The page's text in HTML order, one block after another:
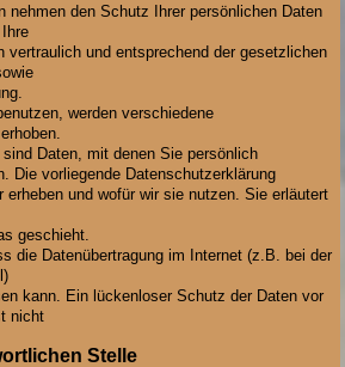
nehmen den Schutz Ihrer persönlichen Daten
vertraulich und entsprechend der gesetzlichen
werden verschiedene
Daten, mit denen Sie persönlich
Die vorliegende Datenschutzerklärung
erheben und wofür wir sie nutzen. Sie erläutert
geschieht.
die Datenübertragung im Internet (z.B. bei der
kann. Ein lückenloser Schutz der Daten vor
nicht
Stelle